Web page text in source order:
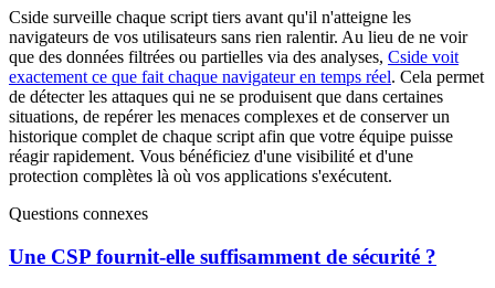
Cside surveille chaque script tiers avant qu'il n'atteigne les
navigateurs de vos utilisateurs sans rien ralentir. Au lieu de ne voir
que des données filtrées ou partielles via des analyses, Cside voit
exactement ce que fait chaque navigateur en temps réel. Cela permet
de détecter les attaques qui ne se produisent que dans certaines
situations, de repérer les menaces complexes et de conserver un
historique complet de chaque script afin que votre équipe puisse
réagir rapidement. Vous bénéficiez d'une visibilité et d'une
protection complètes là où vos applications s'exécutent.
Questions connexes
Une CSP fournit-elle suffisamment de sécurité ?